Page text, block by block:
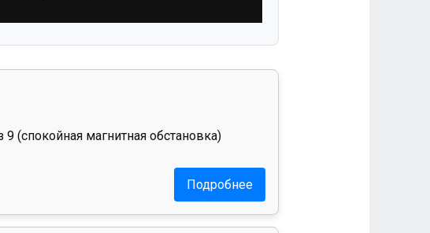
9 (спокойная магнитная обстановка)
Подробнее